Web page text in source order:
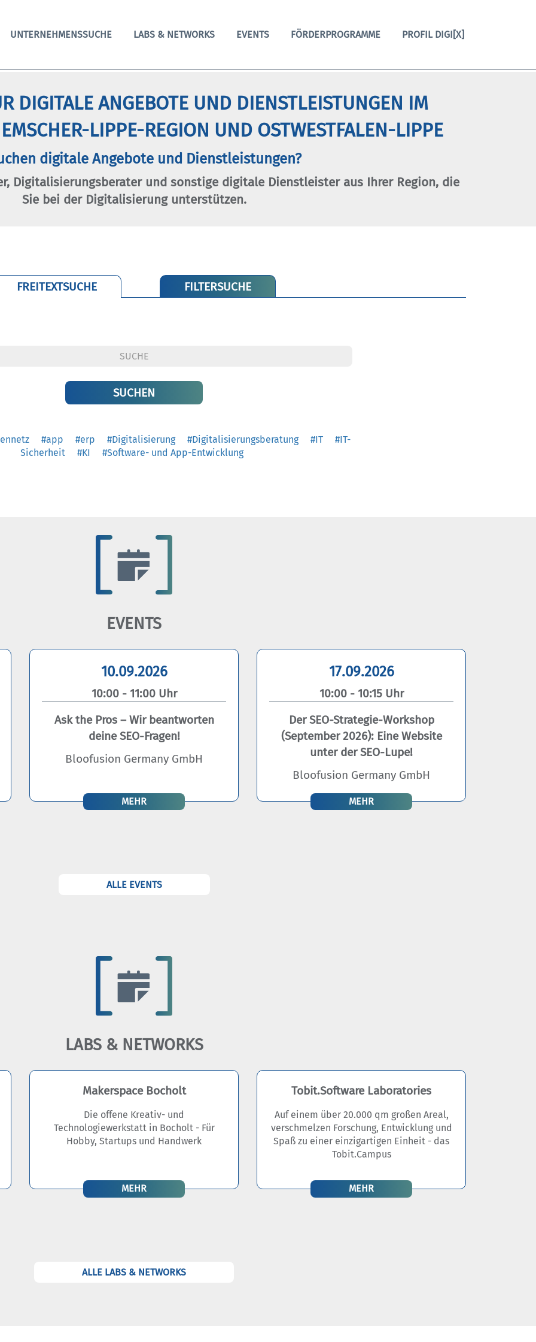
UNTERNEHMENSSUCHE LABS & NETWORKS EVENTS FÖRDERPROGRAMME PROFIL DIGI[X]
DIGITALE ANGEBOTE UND DIENSTLEISTUNGEN IM
LIPPE-REGION UND OSTWESTFALEN-LIPPE
digitale Angebote und Dienstleistungen?
Digitalisierungsberater und sonstige digitale Dienstleister aus Ihrer Region, die
Sie bei der Digitalisierung unterstützen.
FREITEXTSUCHE FILTERSUCHE
#app #erp #Digitalisierung #Digitalisierungsberatung #IT
#IT-
Sicherheit
#KI #Software- und App-Entwicklung
EVENTS
10.09.2026
10:00 - 11:00 Uhr
Ask the Pros – Wir beantworten
deine SEO-Fragen!
Bloofusion Germany GmbH
MEHR
17.09.2026
10:00 - 10:15 Uhr
Der SEO-Strategie-Workshop
(September 2026): Eine Website
unter der SEO-Lupe!
Bloofusion Germany GmbH
MEHR
ALLE EVENTS
LABS & NETWORKS
Makerspace Bocholt
Die offene Kreativ- und
Technologiewerkstatt in Bocholt - Für
Hobby, Startups und Handwerk
MEHR
Tobit.Software Laboratories
Auf einem über 20.000 qm großen Areal,
verschmelzen Forschung, Entwicklung und
Spaß zu einer einzigartigen Einheit - das
Tobit.Campus
MEHR
ALLE LABS & NETWORKS